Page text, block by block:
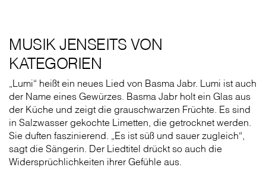
MUSIK JENSEITS VON
KATEGORIEN
„Lumi“ heißt ein neues Lied von Basma Jabr. Lumi ist auch
der Name eines Gewürzes. Basma Jabr holt ein Glas aus
der Küche und zeigt die grauschwarzen Früchte. Es sind
in Salzwasser gekochte Limetten, die getrocknet werden.
Sie duften faszinierend. „Es ist süß und sauer zugleich“,
sagt die Sängerin. Der Liedtitel drückt so auch die
Widersprüchlichkeiten ihrer Gefühle aus.